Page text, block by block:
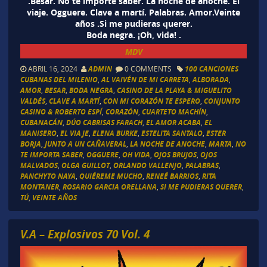
viaje. Ogguere. Clave a martí. Palabras. Amor.Veinte
años .Si me pudieras querer.
Boda negra. ¡Oh, vida! .
MDV
ABRIL 16, 2024 ADMIN 0 COMMENTS
100 CANCIONES
CUBANAS DEL MILENIO,AL VAIVÉN DE MI CARRETA,ALBORADA,
AMOR, BESAR, BODA NEGRA, CASINO DE LA PLAYA & MIGUELITO
VALDÉS, CLAVE A MARTÍ, CON MI CORAZÓN TE ESPERO, CONJUNTO
CASINO & ROBERTO ESPÍ, CORAZÓN, CUARTETO MACHÍN,
CUBANACÁN, DÚO CABRISAS FARACH, EL AMOR ACABA, EL
MANISERO, EL VIAJE, ELENA BURKE, ESTELITA SANTALO, ESTER
BORJA, JUNTO A UN CAÑAVERAL, LA NOCHE DE ANOCHE, MARTA, NO
TE IMPORTA SABER, OGGUERE, OH VIDA, OJOS BRUJOS, OJOS
MALVADOS, OLGA GUILLOT, ORLANDO VALLENJO, PALABRAS,
PANCHYTO NAYA, QUIÉREME MUCHO, RENEÉ BARRIOS, RITA
MONTANER, ROSARIO GARCIA ORELLANA, SI ME PUDIERAS QUERER,
TÚ, VEINTE AÑOS
V.A – Explosivos 70 Vol. 4